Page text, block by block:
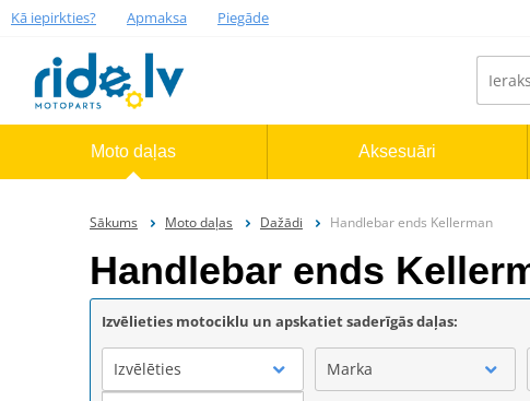
Kā iepirkties? Apmaksa Piegāde
Moto daļas Aksesuāri
Sākums Moto daļas Dažādi Handlebar ends Kellerman
Handlebar ends
Izvēlieties motociklu un apskatiet saderīgās daļas:
Izvēlēties Marka